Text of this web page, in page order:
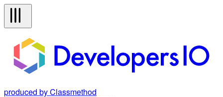
produced by Classmethod